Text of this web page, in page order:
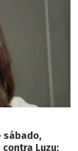
sábado,
Luzu: